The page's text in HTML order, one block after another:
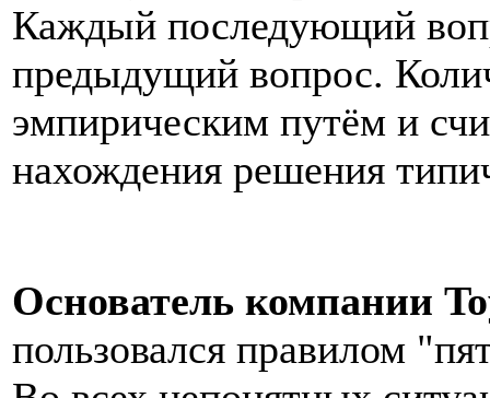
Каждый последующий
предыдущий вопрос.
эмпирическим путём и
нахождения решения
Основатель компaнии
пользовался правилом